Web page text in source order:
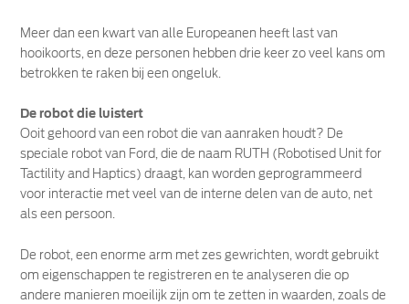
Meer dan een kwart van alle Europeanen heeft last van
hooikoorts, en deze personen hebben drie keer zo veel kans om
betrokken te raken bij een ongeluk.
De robot die luistert
Ooit gehoord van een robot die van aanraken houdt? De
speciale robot van Ford, die de naam RUTH (Robotised Unit for
Tactility and Haptics) draagt, kan worden geprogrammeerd
voor interactie met veel van de interne delen van de auto, net
als een persoon.
De robot, een enorme arm met zes gewrichten, wordt gebruikt
om eigenschappen te registreren en te analyseren die op
andere manieren moeilijk zijn om te zetten in waarden, zoals de